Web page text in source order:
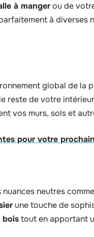
à mangerou de
à diverses
global de la
reste de votre
vos murs, sols et
pour votre
neutres
une touche de
boistout en apportant